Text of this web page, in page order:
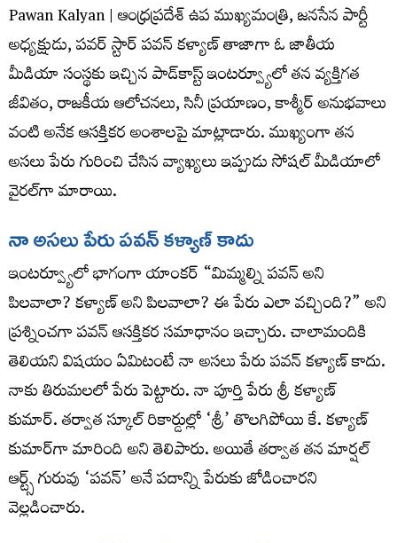
Pawan Kalyan | ఆంధ్రప్రదేశ్ ఉప ముఖ్యమంత్రి, జనసేన పార్టీ
అధ్యక్షుడు, పవర్ స్టార్ పవన్ కళ్యాణ్ తాజాగా ఓ జాతీయ
మీడియా సంస్థకు ఇచ్చిన పాడ్‌కాస్ట్ ఇంటర్వ్యూలో తన వ్యక్తిగత
జీవితం, రాజకీయ ఆలోచనలు, సినీ ప్రయాణం, కాశ్మీర్ అనుభవాలు
వంటి అనేక ఆసక్తికర అంశాలపై మాట్లాడారు. ముఖ్యంగా తన
అసలు పేరు గురించి చేసిన వ్యాఖ్యలు ఇప్పుడు సోషల్ మీడియాలో
వైరల్‌గా మారాయి.
నా అసలు పేరు పవన్ కళ్యాణ్ కాదు
ఇంటర్వ్యూలో భాగంగా యాంకర్ “మిమ్మల్ని పవన్ అని
పిలవాలా? కళ్యాణ్ అని పిలవాలా? ఈ పేరు ఎలా వచ్చింది?” అని
ప్రశ్నించగా పవన్ ఆసక్తికర సమాధానం ఇచ్చారు. చాలామందికి
తెలియని విషయం ఏమిటంటే నా అసలు పేరు పవన్ కళ్యాణ్ కాదు.
నాకు తిరుమలలో పేరు పెట్టారు. నా పూర్తి పేరు శ్రీ కళ్యాణ్
కుమార్. తర్వాత స్కూల్ రికార్డుల్లో ‘శ్రీ’ తొలగిపోయి కే. కళ్యాణ్
కుమార్‌గా మారింది అని తెలిపారు. అయితే తర్వాత తన మార్షల్
ఆర్ట్స్ గురువు ‘పవన్’ అనే పదాన్ని పేరుకు జోడించారని
వెల్లడించారు.